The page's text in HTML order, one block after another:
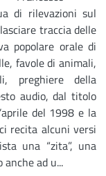
di rilevazioni sul
traccia delle
popolare orale di
favole di animali,
preghiere della
audio, dal titolo
del 1998 e la
recita alcuni versi
una “zita”, una
ad u...